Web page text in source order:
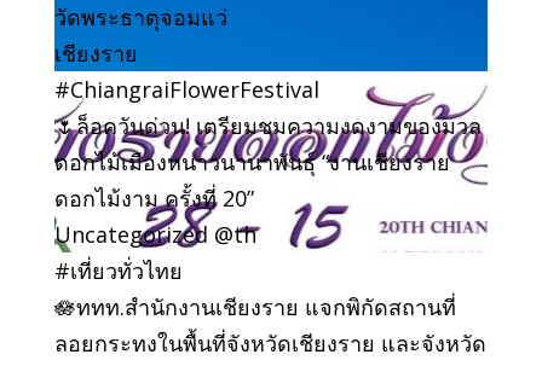
วัดพระธาตุจอมแว่
เชียงราย
#ChiangraiFlowerFestival
🌷ล็อควันด่วน! เตรียมชมความงดงามของมวล
ดอกไม้เมืองหนาวนานาพันธุ์ “งานเชียงราย
ดอกไม้งาม ครั้งที่ 20”
Uncategorized @th
#เที่ยวทั่วไทย
🪷ททท.สำนักงานเชียงราย แจกพิกัดสถานที่
ลอยกระทงในพื้นที่จังหวัดเชียงราย และจังหวัด